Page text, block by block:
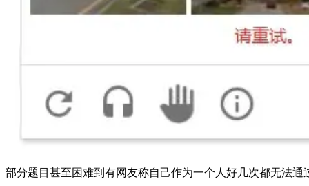
部分题目甚至困难到有网友称自己作为一个人好几次都无法